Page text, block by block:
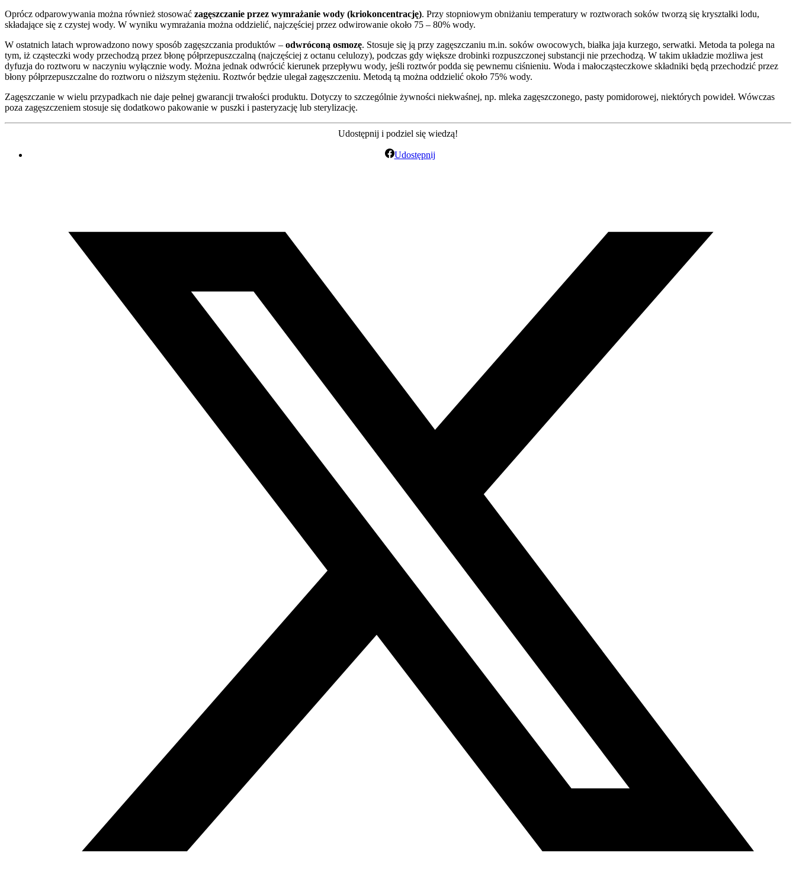
Oprócz odparowywania można również stosować zagęszczanie przez wymrażanie wody (kriokoncentrację). Przy stopniowym obniżaniu temperatury w roztworach soków tworzą się kryształki lodu,
składające się z czystej wody. W wyniku wymrażania można oddzielić, najczęściej przez odwirowanie około 75 – 80% wody.
W ostatnich latach wprowadzono nowy sposób zagęszczania produktów – odwróconą osmozę. Stosuje się ją przy zagęszczaniu m.in. soków owocowych, białka jaja kurzego, serwatki. Metoda ta polega na
tym, iż cząsteczki wody przechodzą przez błonę półprzepuszczalną (najczęściej z octanu celulozy), podczas gdy większe drobinki rozpuszczonej substancji nie przechodzą. W takim układzie możliwa jest
dyfuzja do roztworu w naczyniu wyłącznie wody. Można jednak odwrócić kierunek przepływu wody, jeśli roztwór podda się pewnemu ciśnieniu. Woda i małocząsteczkowe składniki będą przechodzić przez
błony półprzepuszczalne do roztworu o niższym stężeniu. Roztwór będzie ulegał zagęszczeniu. Metodą tą można oddzielić około 75% wody.
Zagęszczanie w wielu przypadkach nie daje pełnej gwarancji trwałości produktu. Dotyczy to szczególnie żywności niekwaśnej, np. mleka zagęszczonego, pasty pomidorowej, niektórych powideł. Wówczas
poza zagęszczeniem stosuje się dodatkowo pakowanie w puszki i pasteryzację lub sterylizację.
Udostępnij i podziel się wiedzą!
Udostępnij